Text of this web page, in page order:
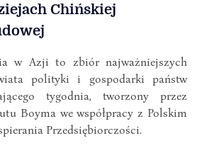
Chińskiej
w Azji to zbiór najważniejszych
polityki i gospodarki państw
tygodnia, tworzony przez
Boyma we współpracy z Polskim
Przedsiębiorczości.